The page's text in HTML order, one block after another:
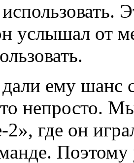
услышал от
ему шанс
непросто.
2», где он